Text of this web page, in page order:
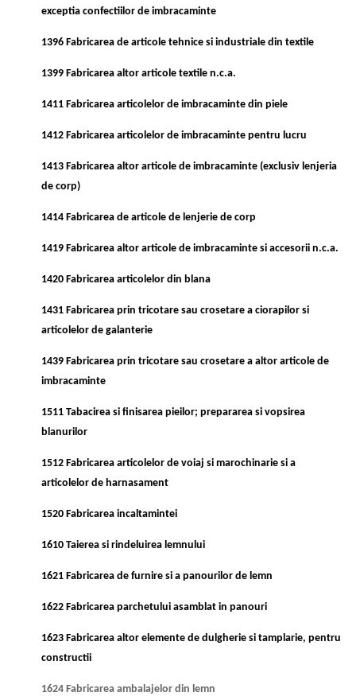
exceptia confectiilor de imbracaminte
1396 Fabricarea de articole tehnice si industriale din textile
1399 Fabricarea altor articole textile n.c.a.
1411 Fabricarea articolelor de imbracaminte din piele
1412 Fabricarea articolelor de imbracaminte pentru lucru
1413 Fabricarea altor articole de imbracaminte (exclusiv lenjeria
de corp)
1414 Fabricarea de articole de lenjerie de corp
1419 Fabricarea altor articole de imbracaminte si accesorii n.c.a.
1420 Fabricarea articolelor din blana
1431 Fabricarea prin tricotare sau crosetare a ciorapilor si
articolelor de galanterie
1439 Fabricarea prin tricotare sau crosetare a altor articole de
imbracaminte
1511 Tabacirea si finisarea pieilor; prepararea si vopsirea
blanurilor
1512 Fabricarea articolelor de voiaj si marochinarie si a
articolelor de harnasament
1520 Fabricarea incaltamintei
1610 Taierea si rindeluirea lemnului
1621 Fabricarea de furnire si a panourilor de lemn
1622 Fabricarea parchetului asamblat in panouri
1623 Fabricarea altor elemente de dulgherie si tamplarie, pentru
constructii
1624 Fabricarea ambalajelor din lemn